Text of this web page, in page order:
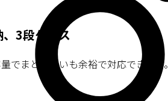
3段ケース
でまとめ買いも余裕で対応できます。